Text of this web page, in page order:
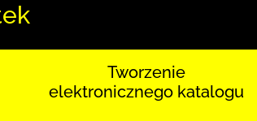
Tworzenie
elektronicznego katalogu